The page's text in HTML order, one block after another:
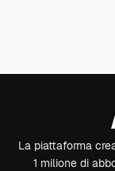
La piattaforma
1 milione di